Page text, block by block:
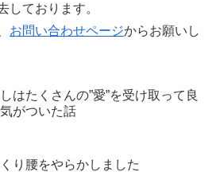
ております。
お問い合わせページからお願いし
はたくさんの”愛”を受け取って良
がついた話
り腰をやらかしました